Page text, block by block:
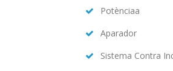
Potènciaa
Aparador
Sistema Contra